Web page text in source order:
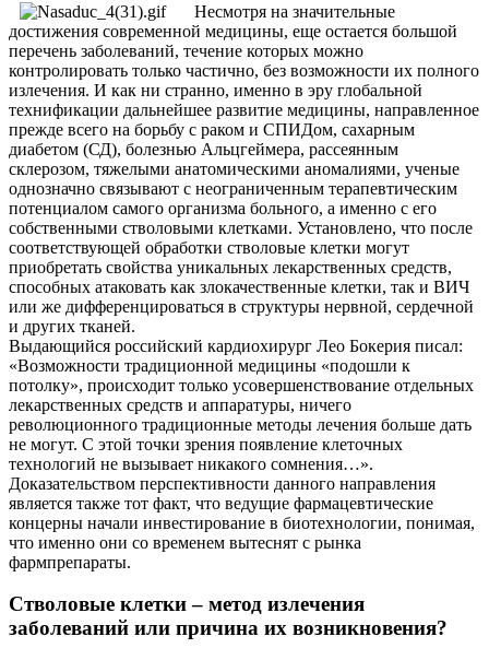
Несмотря на значительные
достижения современной медицины, еще остается большой
перечень заболеваний, течение которых можно
контролировать только частично, без возможности их полного
излечения. И как ни странно, именно в эру глобальной
технификации дальнейшее развитие медицины, направленное
прежде всего на борьбу с раком и СПИДом, сахарным
диабетом (СД), болезнью Альцгеймера, рассеянным
склерозом, тяжелыми анатомическими аномалиями, ученые
однозначно связывают с неограниченным терапевтическим
потенциалом самого организма больного, а именно с его
собственными стволовыми клетками. Установлено, что после
соответствующей обработки стволовые клетки могут
приобретать свойства уникальных лекарственных средств,
способных атаковать как злокачественные клетки, так и ВИЧ
или же дифференцироваться в структуры нервной, сердечной
и других тканей.
Выдающийся российский кардиохирург Лео Бокерия писал:
«Возможности традиционной медицины «подошли к
потолку», происходит только усовершенствование отдельных
лекарственных средств и аппаратуры, ничего
революционного традиционные методы лечения больше дать
не могут. С этой точки зрения появление клеточных
технологий не вызывает никакого сомнения…».
Доказательством перспективности данного направления
является также тот факт, что ведущие фармацевтические
концерны начали инвестирование в биотехнологии, понимая,
что именно они со временем вытеснят с рынка
фармпрепараты.
Стволовые клетки – метод излечения
заболеваний или причина их возникновения?